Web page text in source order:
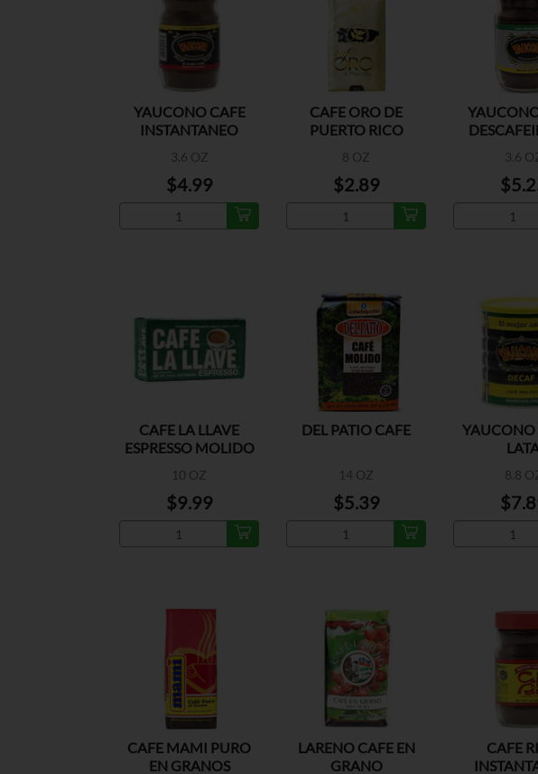
YAUCONO CAFE
INSTANTANEO
3.6 OZ
$4.99
CAFE ORO DE
PUERTO RICO
8 OZ
$2.89
3.6
CAFE LA LLAVE
ESPRESSO MOLIDO
10 OZ
$9.99
DEL PATIO CAFE
14 OZ
$5.39
YAUCONO
8.8
CAFE MAMI PURO
EN GRANOS
LARENO CAFE EN
GRANO
CAFE